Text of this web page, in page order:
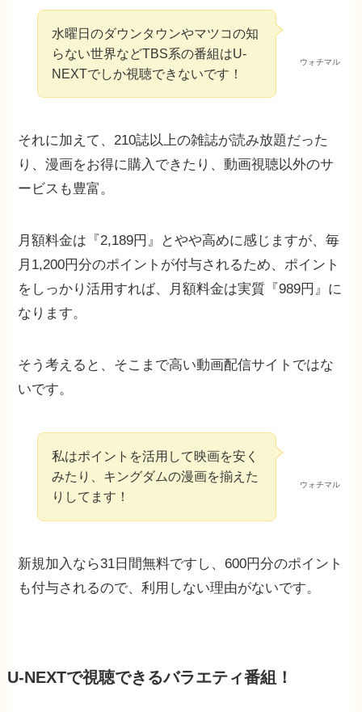
ウォチマル
水曜日のダウンタウンやマツコの知
らない世界などTBS系の番組はU-
NEXTでしか視聴できないです！
それに加えて、210誌以上の雑誌が読み放題だった
り、漫画をお得に購入できたり、動画視聴以外のサ
ービスも豊富。
月額料金は『2,189円』とやや高めに感じますが、毎
月1,200円分のポイントが付与されるため、ポイント
をしっかり活用すれば、月額料金は実質『989円』に
なります。
そう考えると、そこまで高い動画配信サイトではな
いです。
ウォチマル
私はポイントを活用して映画を安く
みたり、キングダムの漫画を揃えた
りしてます！
新規加入なら31日間無料ですし、600円分のポイント
も付与されるので、利用しない理由がないです。
U-NEXTで視聴できるバラエティ番組！